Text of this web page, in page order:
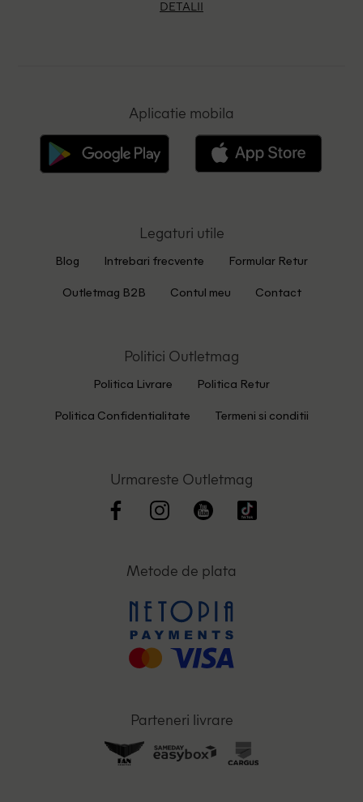
DETALII
Aplicatie mobila
Legaturi utile
Blog Intrebari frecvente Formular Retur
Outletmag B2B Contul meu Contact
Politici Outletmag
Politica Livrare Politica Retur
Politica Confidentialitate Termeni si conditii
Urmareste Outletmag
Metode de plata
Parteneri livrare